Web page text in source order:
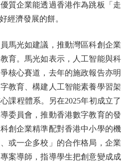
質企業能透過香港作為跳板「走
經濟發展的餅。
光如建議，推動灣區科創企業
育。馬光如表示，人工智能與科
核心賽道，去年的施政報告亦明
教育、構建人工智能素養學習架
課程體系。另在2025年初成立了
委員會，推動香港數字教育的發
創企業精準配對香港中小學的機
或一企多校」的合作格局，企業
案導師，指導學生把創意變成成